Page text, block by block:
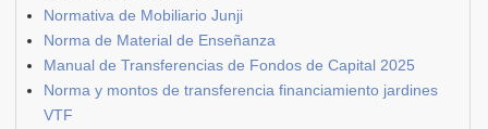
Normativa de Mobiliario Junji
Norma de Material de Enseñanza
Manual de Transferencias de Fondos de Capital 2025
Norma y montos de transferencia financiamiento jardines
VTF